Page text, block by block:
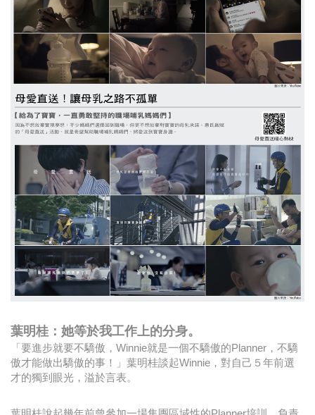
葉明桂：她等於我工作上的分身。
「要進步就要不驕傲，Winnie就是一個不驕傲的Planner，不驕
傲才能做出驕傲的事！」葉明桂談起Winnie，對自己５年前選
才的獨到眼光，溢於言表。